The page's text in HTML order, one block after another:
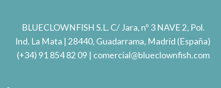
BLUECLOWNFISH S.L. C/ Jara, nº 3 NAVE 2, Pol.
Ind. La Mata | 28440, Guadarrama, Madrid (España)
(+34) 91 854 82 09 | comercial@blueclownfish.com